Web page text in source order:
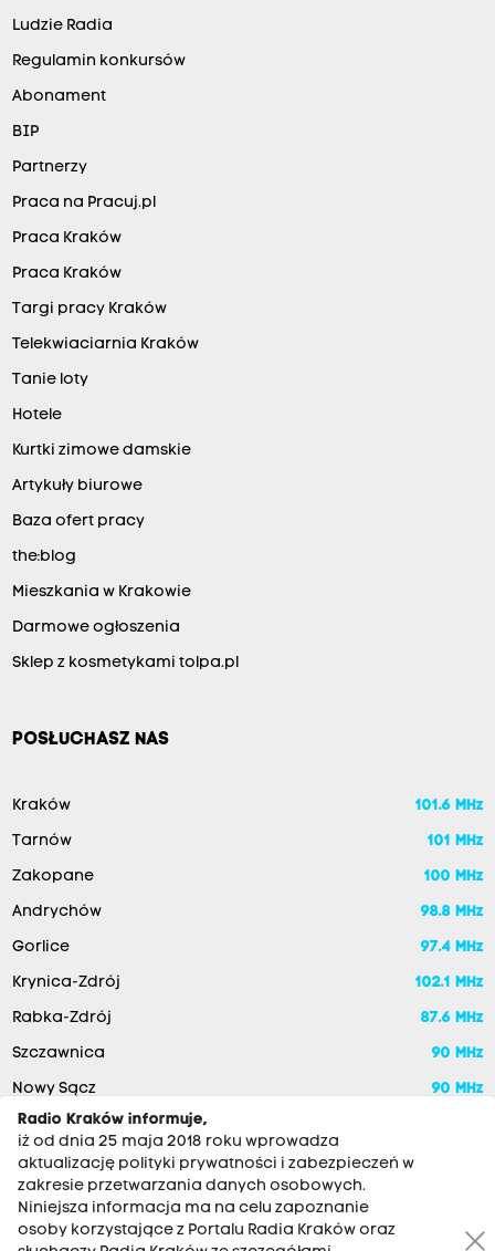
Ludzie Radia
Regulamin konkursów
Abonament
BIP
Partnerzy
Praca na Pracuj.pl
Praca Kraków
Praca Kraków
Targi pracy Kraków
Telekwiaciarnia Kraków
Tanie loty
Hotele
Kurtki zimowe damskie
Artykuły biurowe
Baza ofert pracy
the:blog
Mieszkania w Krakowie
Darmowe ogłoszenia
Sklep z kosmetykami tolpa.pl
POSŁUCHASZ NAS
Kraków 101.6 MHz
Tarnów 101 MHz
Zakopane 100 MHz
Andrychów 98.8 MHz
Gorlice 97.4 MHz
Krynica-Zdrój 102.1 MHz
Rabka-Zdrój 87.6 MHz
Szczawnica 90 MHz
Nowy Sącz
90 MHz
Radio Kraków informuje,
iż od dnia 25 maja 2018 roku wprowadza
aktualizację polityki prywatności i zabezpieczeń w
zakresie przetwarzania danych osobowych.
Niniejsza informacja ma na celu zapoznanie
osoby korzystające z Portalu Radia Kraków oraz